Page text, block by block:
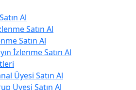
Al
Satın Al
Satın Al
İzlenme Satın Al
Üyesi Satın Al
Üyesi Satın Al